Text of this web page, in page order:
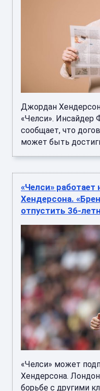
Джордан
«Челси». Инсайдер
сообщает, что
может быть
«Челси»
Хендерсона.
отпустить 36-
«Челси» может
Хендерсона.
борьбе с другими